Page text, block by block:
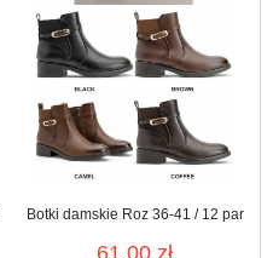
Botki damskie Roz 36-41 / 12 par
61.00 zł